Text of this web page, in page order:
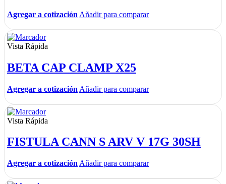
Agregar a cotización Añadir para comparar
Vista Rápida
BETA CAP CLAMP X25
Agregar a cotización Añadir para comparar
Vista Rápida
FISTULA CANN S ARV V 17G 30SH
Agregar a cotización Añadir para comparar